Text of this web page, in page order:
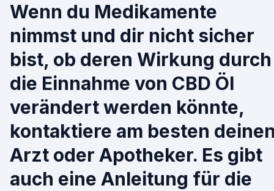
Wenn du Medikamente
nimmst und dir nicht sicher
bist, ob deren Wirkung durch
die Einnahme von CBD Öl
verändert werden könnte,
kontaktiere am besten
Arzt oder Apotheker. Es gibt
auch eine Anleitung für die